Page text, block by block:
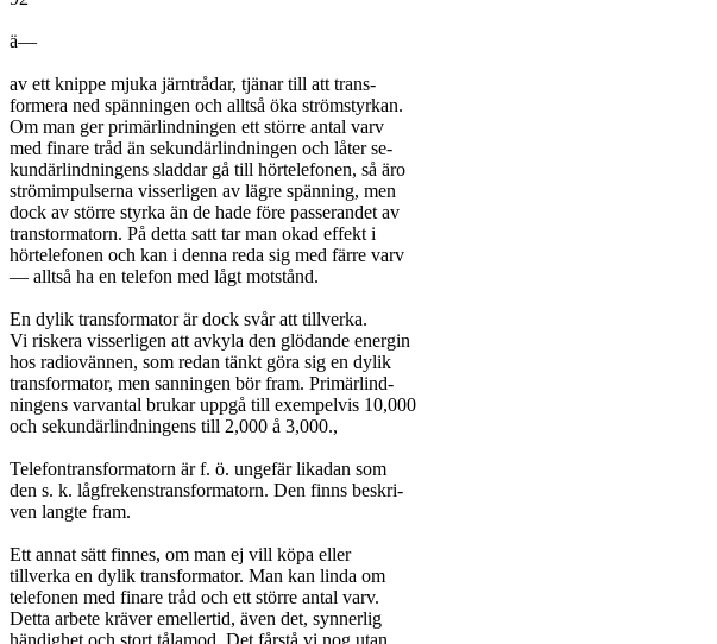
ä—
av ett knippe mjuka järntrådar, tjänar till att trans-
formera ned spänningen och alltså öka strömstyrkan.
Om man ger primärlindningen ett större antal varv
med finare tråd än sekundärlindningen och låter se-
kundärlindningens sladdar gå till hörtelefonen, så äro
strömimpulserna visserligen av lägre spänning, men
dock av större styrka än de hade före passerandet av
transtormatorn. På detta satt tar man okad effekt i
hörtelefonen och kan i denna reda sig med färre varv
— alltså ha en telefon med lågt motstånd.
En dylik transformator är dock svår att tillverka.
Vi riskera visserligen att avkyla den glödande energin
hos radiovännen, som redan tänkt göra sig en dylik
transformator, men sanningen bör fram. Primärlind-
ningens varvantal brukar uppgå till exempelvis 10,000
och sekundärlindningens till 2,000 å 3,000.,
Telefontransformatorn är f. ö. ungefär likadan som
den s. k. lågfrekenstransformatorn. Den finns beskri-
ven langte fram.
Ett annat sätt finnes, om man ej vill köpa eller
tillverka en dylik transformator. Man kan linda om
telefonen med finare tråd och ett större antal varv.
Detta arbete kräver emellertid, även det, synnerlig
händighet och stort tålamod. Det fårstå vi nog utan